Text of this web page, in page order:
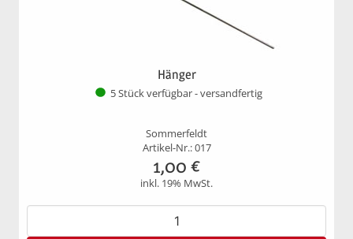
Hänger
5 Stück verfügbar - versandfertig
Sommerfeldt
Artikel-Nr.: 017
1,00 €
inkl. 19% MwSt.